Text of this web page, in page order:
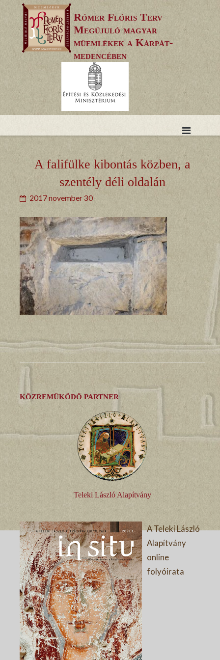
to
content
Rómer Flóris Terv
Megújuló magyar
műemlékek a Kárpát-
medencében
A falifülke kibontás közben, a
szentély déli oldalán
2017 november 30
KÖZREMŰKÖDŐ PARTNER
Teleki László Alapítvány
A Teleki László
Alapítvány
online
folyóirata